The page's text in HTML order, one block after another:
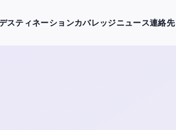
スティネーションカバレッジニュース連絡先